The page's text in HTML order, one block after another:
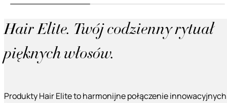
Hair Elite. Twój codzienny rytuał
pięknych włosów.
Produkty Hair Elite to harmonijne połączenie innowacyjnych